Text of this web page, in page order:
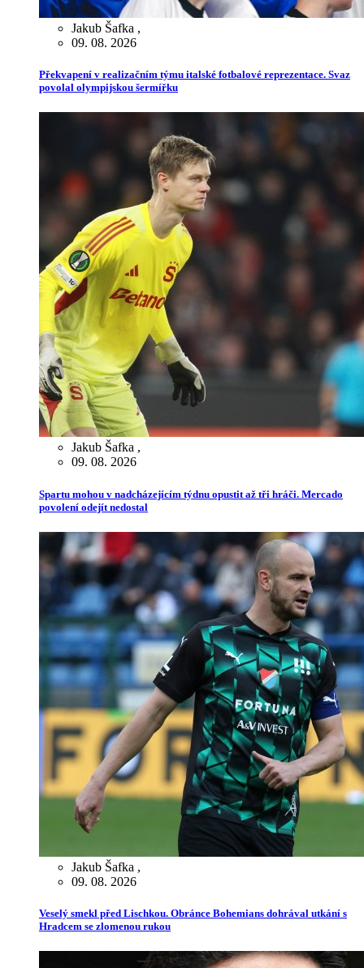
Jakub Šafka ,
09. 08. 2026
Překvapení v realizačním týmu italské fotbalové reprezentace. Svaz
povolal olympijskou šermířku
Jakub Šafka ,
09. 08. 2026
Spartu mohou v nadcházejícím týdnu opustit až tři hráči. Mercado
povolení odejít nedostal
Jakub Šafka ,
09. 08. 2026
Veselý smekl před Lischkou. Obránce Bohemians dohrával utkání s
Hradcem se zlomenou rukou